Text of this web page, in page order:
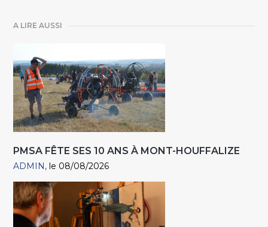
A LIRE AUSSI
PMSA FÊTE SES 10 ANS À MONT-HOUFFALIZE
ADMIN le 08/08/2026